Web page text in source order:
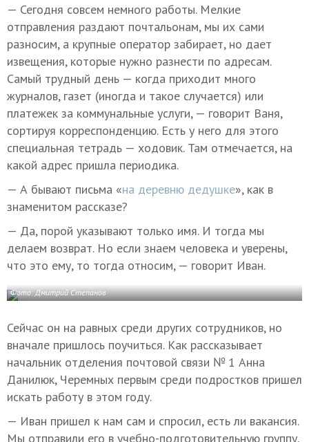
— Сегодня совсем немного работы. Мелкие
отправления раздают почтальонам, мы их сами
разносим, а крупные оператор забирает, но дает
извещения, которые нужно разнести по адресам.
Самый трудный день — когда приходит много
журналов, газет (иногда и такое случается) или
платежек за коммунальные услуги, — говорит Ваня,
сортируя корреспонденцию. Есть у него для этого
специальная тетрадь — ходовик. Там отмечается, на
какой адрес пришла периодика.
— А бывают письма «на деревню дедушке», как в
знаменитом рассказе?
— Да, порой указывают только имя. И тогда мы
делаем возврат. Но если знаем человека и уверены,
что это ему, то тогда относим, — говорит Иван.
Фото: Дмитрий Степанов
Сейчас он на равных среди других сотрудников, но
вначале пришлось поучиться. Как рассказывает
начальник отделения почтовой связи № 1 Анна
Данилюк, Черемных первым среди подростков пришел
искать работу в этом году.
— Иван пришел к нам сам и спросил, есть ли вакансия.
Мы отправили его в учебно-подготовительную группу,